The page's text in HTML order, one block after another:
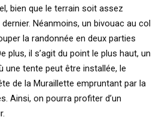
bien que le terrain soit assez
Néanmoins, un bivouac au col
la randonnée en deux parties
plus, il s’agit du point le plus haut, un
une tente peut être installée, le
de la Muraillette empruntant par la
Ainsi, on pourra profiter d’un